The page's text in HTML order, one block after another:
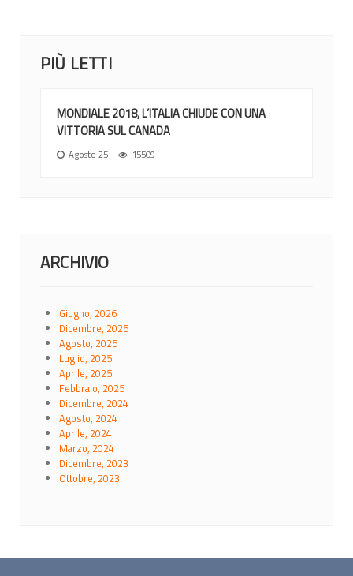
PIÙ LETTI
MONDIALE 2018, L’ITALIA CHIUDE CON UNA
VITTORIA SUL CANADA
Agosto 25 15509
ARCHIVIO
Giugno, 2026
Dicembre, 2025
Agosto, 2025
Luglio, 2025
Aprile, 2025
Febbraio, 2025
Dicembre, 2024
Agosto, 2024
Aprile, 2024
Marzo, 2024
Dicembre, 2023
Ottobre, 2023